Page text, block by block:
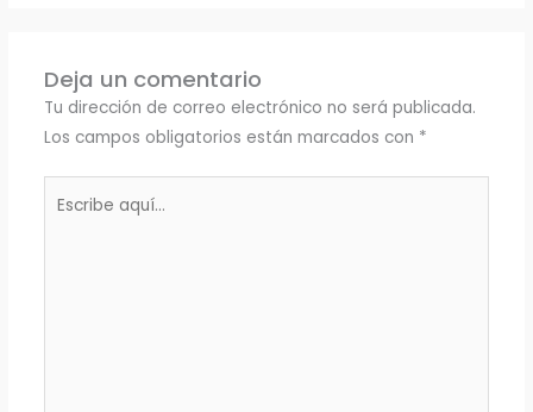
Deja un comentario
Tu dirección de correo electrónico no será publicada.
Los campos obligatorios están marcados con *